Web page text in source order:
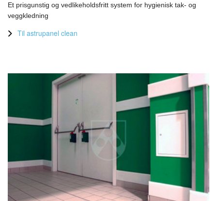
Et prisgunstig og vedlikeholdsfritt system for hygienisk tak- og
veggkledning
Til astrupanel clean